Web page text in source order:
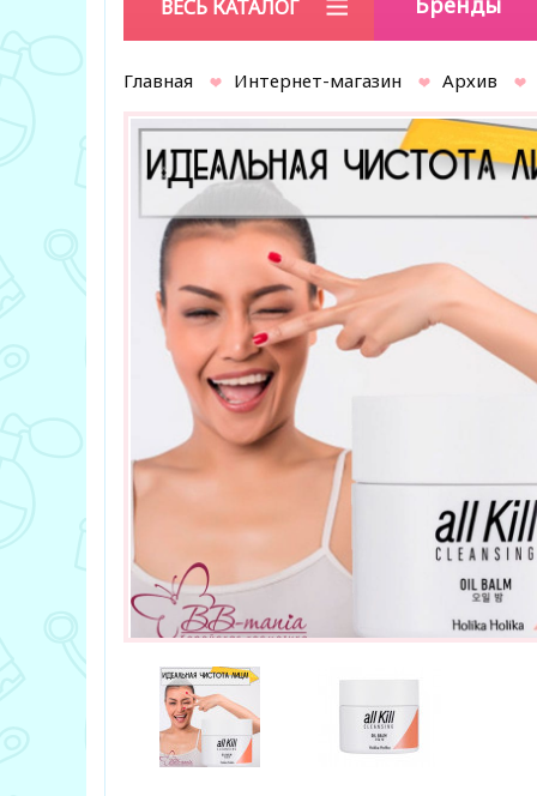
ВЕСЬ КАТАЛОГ
Главная Интернет-магазин Архив